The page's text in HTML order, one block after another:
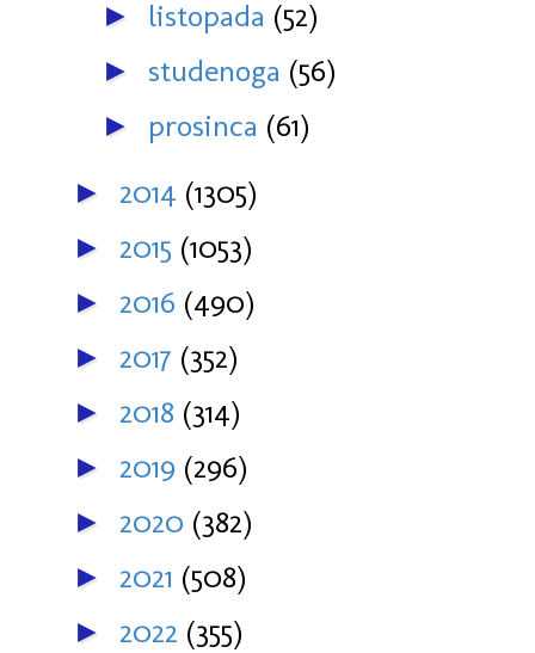
► listopada (52)
► studenoga (56)
► prosinca (61)
► 2014 (1305)
► 2015 (1053)
► 2016 (490)
► 2017 (352)
► 2018 (314)
► 2019 (296)
► 2020 (382)
► 2021 (508)
► 2022 (355)